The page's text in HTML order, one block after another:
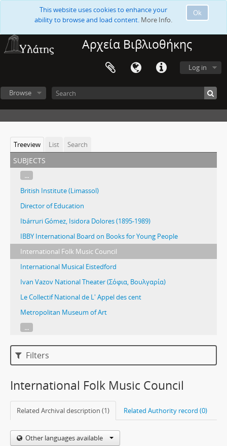
Ok
This website uses cookies to enhance your
ability to browse and load content. More Info.
Αρχεία Βιβλιοθήκης
Log in
Browse
Treeview List Search
subjects
...
British Institute (Limassol)
Director of Education
Ibárruri Gómez, Isidora Dolores (1895-1989)
IBBY International Board on Books for Young People
International Folk Music Council
International Musical Eistedford
Ivan Vazov National Theater (Σόφια, Βουλγαρία)
Le Collectif National de L' Appel des cent
Metropolitan Museum of Art
...
Filters
International Folk Music Council
Related Archival description (1) Related Authority record (0)
Other languages available